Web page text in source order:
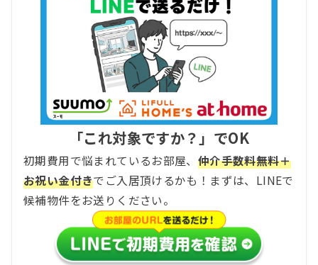
「これ対象ですか？」でOK
初期費用で悩まれているお部屋、 仲介手数料無料＋
お祝い金付きでご入居頂けるかも！まずは、LINEで
候補物件をお送りください。